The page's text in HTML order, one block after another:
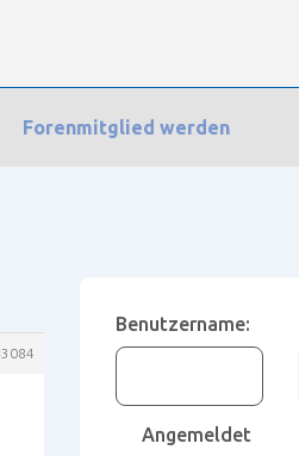
Forenmitglied werden
Antwort auf: Schrankaufhänger
Benutzername:
Angemeldet